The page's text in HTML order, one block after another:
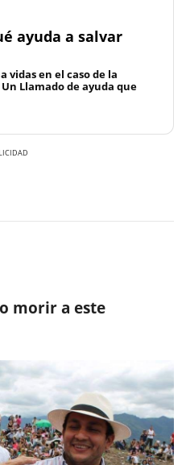
ayuda a salvar
vidas en el caso de la
Llamado de ayuda que
morir a este